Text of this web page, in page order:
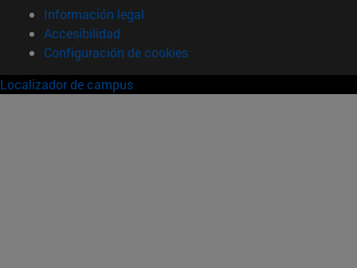
Información legal
Accesibilidad
Configuración de cookies
Localizador de campus